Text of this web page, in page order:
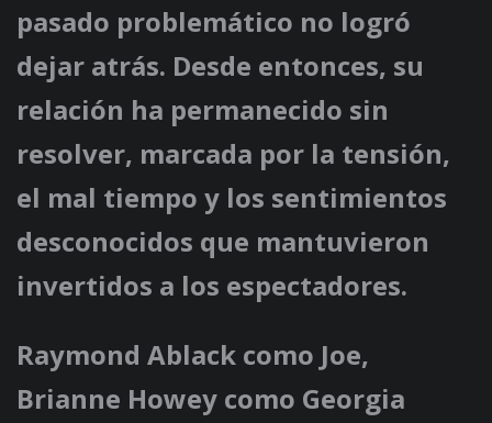
pasado problemático no logró
dejar atrás. Desde entonces, su
relación ha permanecido sin
resolver, marcada por la tensión,
el mal tiempo y los sentimientos
desconocidos que mantuvieron
invertidos a los espectadores.
Raymond Ablack como Joe,
Brianne Howey como Georgia